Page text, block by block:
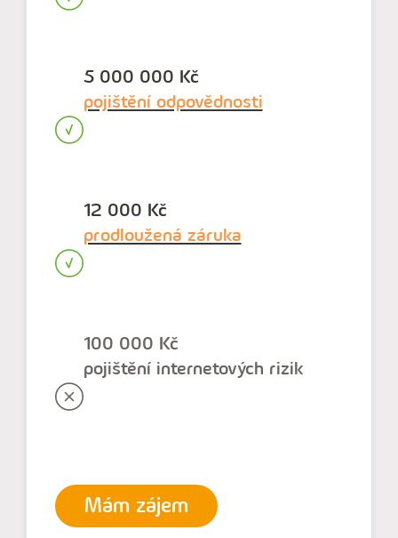
5 000 000 Kč
pojištění odpovědnosti
12 000 Kč
prodloužená záruka
100 000 Kč
pojištění internetových rizik
Mám zájem